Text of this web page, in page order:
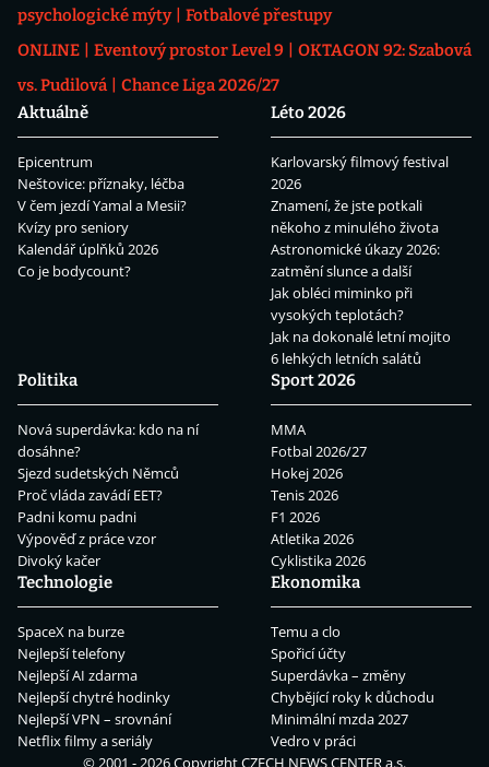
psychologické mýty
Fotbalové přestupy
ONLINE
Eventový prostor Level 9
OKTAGON 92: Szabová
vs. Pudilová
Chance Liga 2026/27
Aktuálně
Epicentrum
Neštovice: příznaky, léčba
V čem jezdí Yamal a Mesii?
Kvízy pro seniory
Kalendář úplňků 2026
Co je bodycount?
Léto 2026
Karlovarský filmový festival
2026
Znamení, že jste potkali
někoho z minulého života
Astronomické úkazy 2026:
zatmění slunce a další
Jak obléci miminko při
vysokých teplotách?
Jak na dokonalé letní mojito
6 lehkých letních salátů
Politika
Nová superdávka: kdo na ní
dosáhne?
Sjezd sudetských Němců
Proč vláda zavádí EET?
Padni komu padni
Výpověď z práce vzor
Divoký kačer
Sport 2026
MMA
Fotbal 2026/27
Hokej 2026
Tenis 2026
F1 2026
Atletika 2026
Cyklistika 2026
Technologie
SpaceX na burze
Nejlepší telefony
Nejlepší AI zdarma
Nejlepší chytré hodinky
Nejlepší VPN – srovnání
Netflix filmy a seriály
Ekonomika
Temu a clo
Spořicí účty
Superdávka – změny
Chybějící roky k důchodu
Minimální mzda 2027
Vedro v práci
© 2001 - 2026 CopyrightCZECH NEWS CENTER a.s.